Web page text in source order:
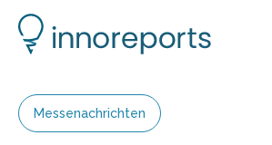
Messenachrichten